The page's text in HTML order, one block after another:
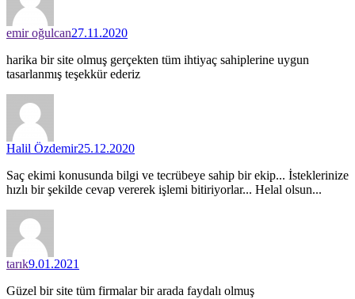
emir oğulcan27.11.2020
harika bir site olmuş gerçekten tüm ihtiyaç sahiplerine uygun
tasarlanmış teşekkür ederiz
Halil Özdemir25.12.2020
Saç ekimi konusunda bilgi ve tecrübeye sahip bir ekip... İsteklerinize
hızlı bir şekilde cevap vererek işlemi bitiriyorlar... Helal olsun...
tarık9.01.2021
Güzel bir site tüm firmalar bir arada faydalı olmuş